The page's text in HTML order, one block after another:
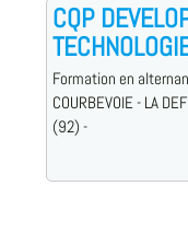
CQP
Formation en
COURBEVOIE - LA
(92) -